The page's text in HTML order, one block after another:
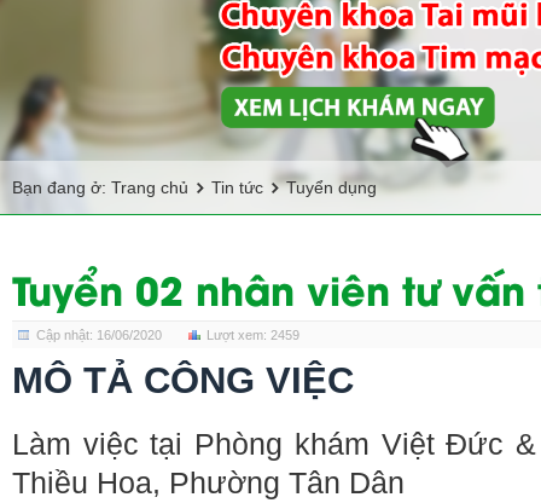
Bạn đang ở: Trang chủ Tin tức Tuyển dụng
Tuyển 02 nhân viên tư
Cập nhật: 16/06/2020 Lượt xem: 2459
MÔ TẢ CÔNG VIỆC
Làm việc tại Phòng khám Việt Đức
Thiều Hoa, Phường Tân Dân